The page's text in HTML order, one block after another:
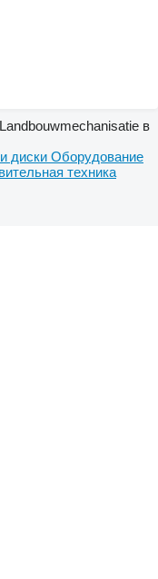
в
диски Оборудование
техника